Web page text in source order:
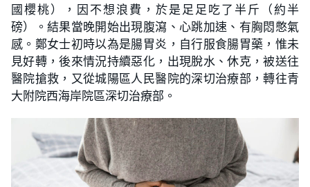
國櫻桃），因不想浪費，於是足足吃了半斤（約半
磅）。結果當晚開始出現腹瀉、心跳加速、有胸悶憋氣
感。鄭女士初時以為是腸胃炎，自行服食腸胃藥，惟未
見好轉，後來情況持續惡化，出現脫水、休克，被送往
醫院搶救，又從城陽區人民醫院的深切治療部，轉往青
大附院西海岸院區深切治療部。